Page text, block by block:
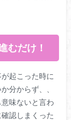
むだけ！
起こった時に
分からず、、
味ないと言わ
認しまくった